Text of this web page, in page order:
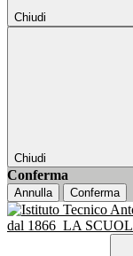
Chiudi
Chiudi
Conferma
Annulla Conferma
dal 1866 LA